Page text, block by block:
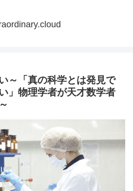
～「真の科学とは発見で
」物理学者が天才数学者